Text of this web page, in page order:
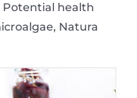
Potential health
Natura